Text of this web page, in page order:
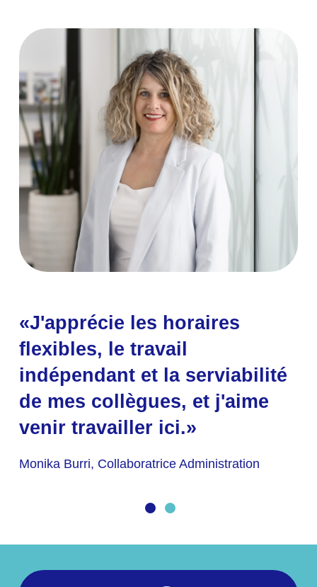
défi? Alors tu es à la bonne adresse chez
La Caisse de compensation MOBIL avec
siège à Berne offre à ses clients une
gestion complète et efficace de
l'assurance sociale dans le domaine du
premier pilier.
Description du poste
«J'apprécie les horaires
flexibles, le travail
indépendant et la serviabilité
de mes collègues, et j'aime
venir travailler ici.»
Monika Burri, Collaboratrice Administration
«J'aime beaucoup travailler
ici parce que mon travail est
valorisé et que la
collaboration est marquée par
l'ouverture et la confiance.»
Bruno Diaz, Gérant caisse de compensation